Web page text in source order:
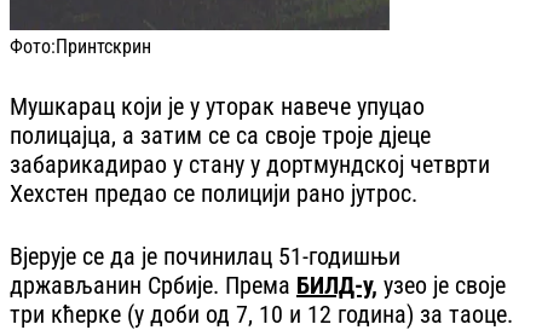
Фото:Принтскрин
Мушкарац који је у уторак навече упуцао
полицајца, а затим се са своје троје дјеце
забарикадирао у стану у дортмундској четврти
Хехстен предао се полицији рано јутрос.
Вјерује се да је починилац 51-годишњи
држављанин Србије. Према БИЛД-у, узео је своје
три кћерке (у доби од 7, 10 и 12 година) за таоце.